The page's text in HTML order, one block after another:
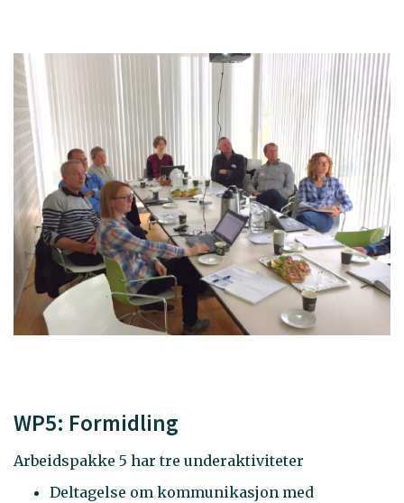
WP5: Formidling
Arbeidspakke 5 har tre underaktiviteter
Deltagelse om kommunikasjon med